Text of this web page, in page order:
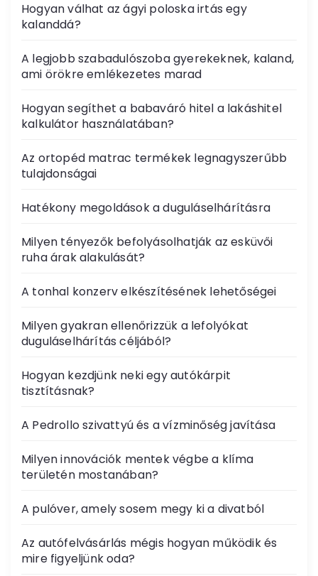
Hogyan válhat az ágyi poloska irtás egy
kalanddá?
A legjobb szabadulószoba gyerekeknek, kaland,
ami örökre emlékezetes marad
Hogyan segíthet a babaváró hitel a lakáshitel
kalkulátor használatában?
Az ortopéd matrac termékek legnagyszerűbb
tulajdonságai
Hatékony megoldások a duguláselhárításra
Milyen tényezők befolyásolhatják az esküvői
ruha árak alakulását?
A tonhal konzerv elkészítésének lehetőségei
Milyen gyakran ellenőrizzük a lefolyókat
duguláselhárítás céljából?
Hogyan kezdjünk neki egy autókárpit
tisztításnak?
A Pedrollo szivattyú és a vízminőség javítása
Milyen innovációk mentek végbe a klíma
területén mostanában?
A pulóver, amely sosem megy ki a divatból
Az autófelvásárlás mégis hogyan működik és
mire figyeljünk oda?